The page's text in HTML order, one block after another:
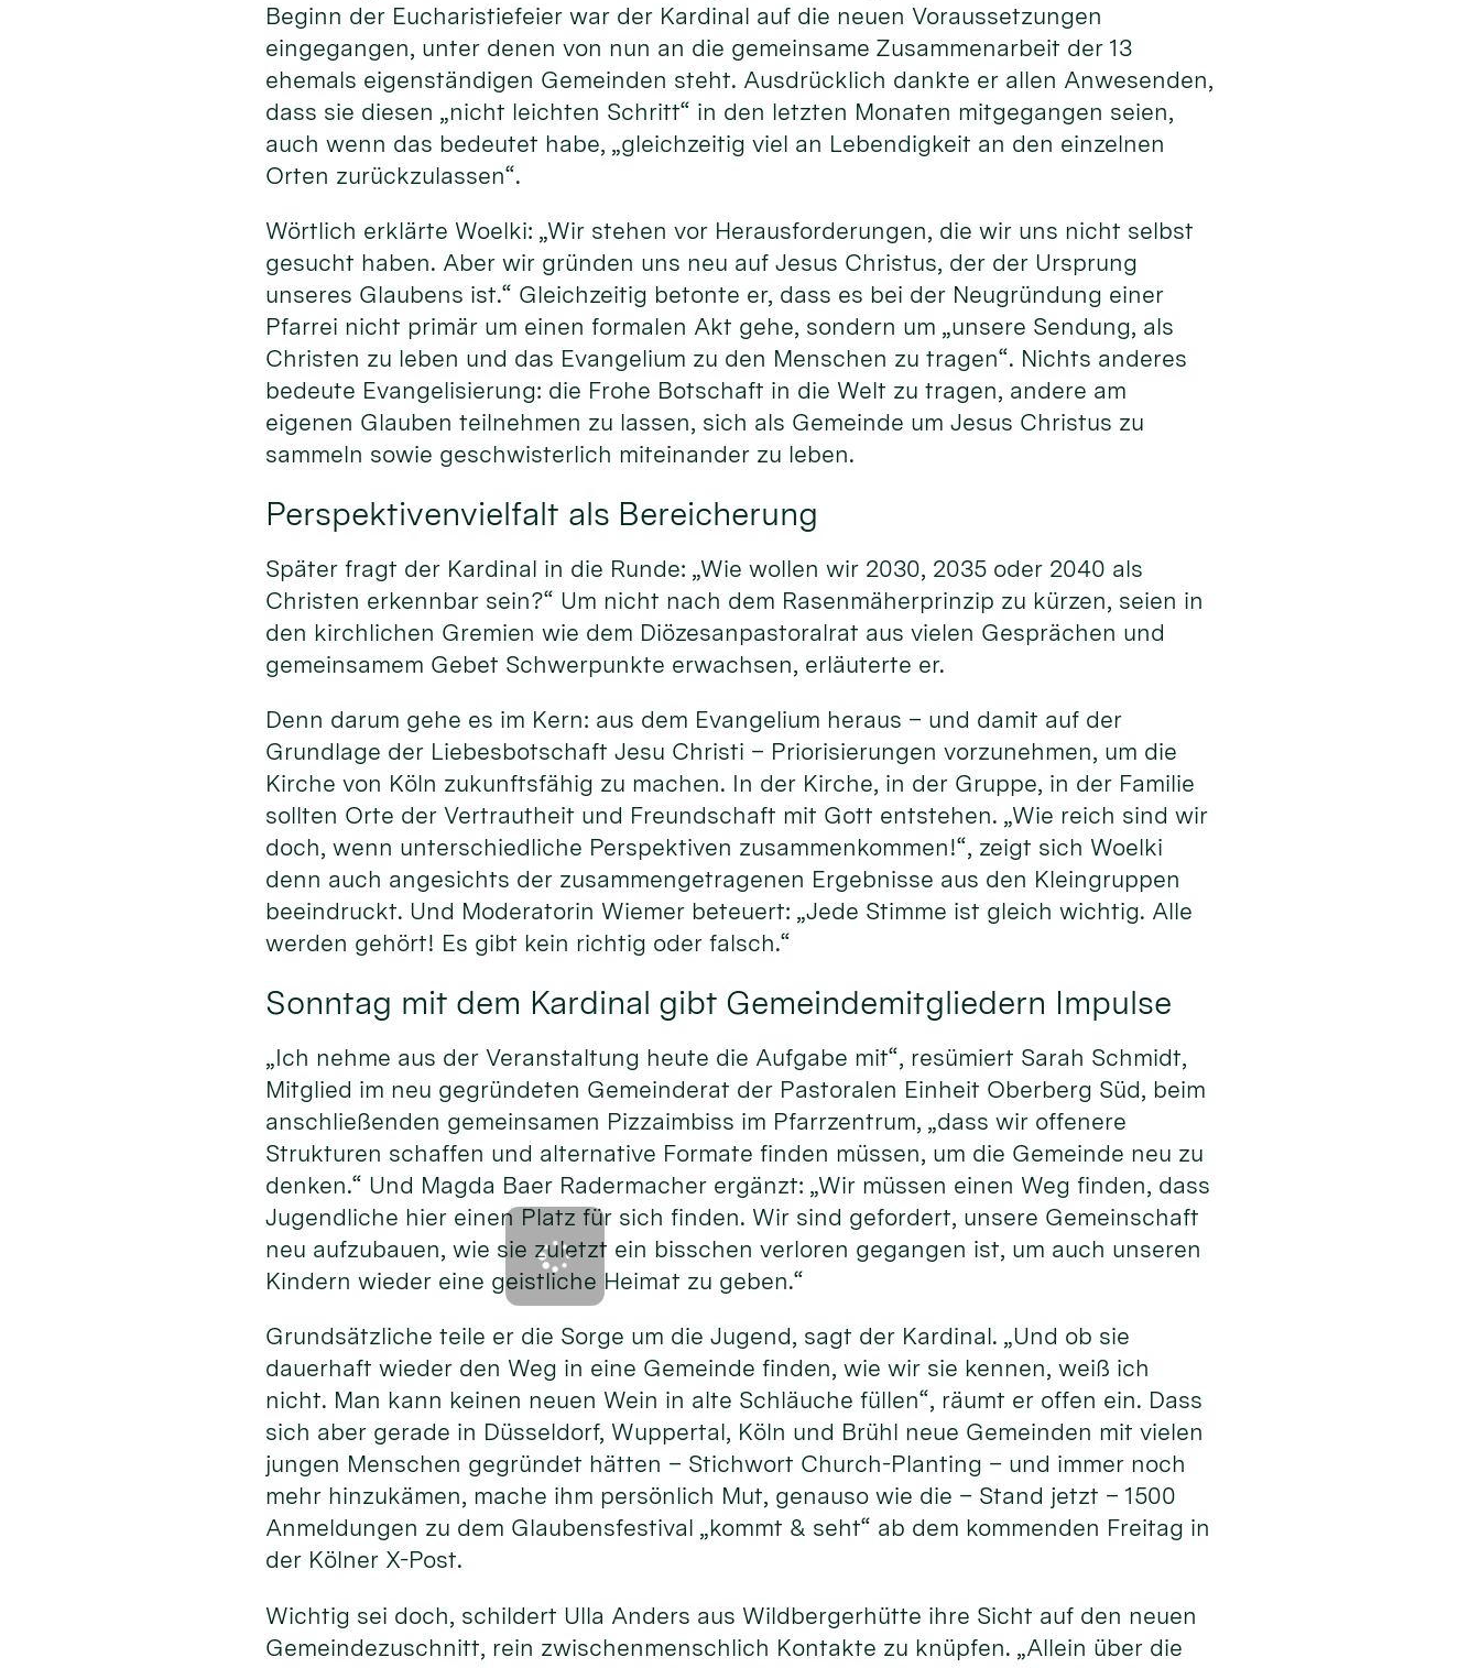
Beginn der Eucharistiefeier war der Kardinal auf die neuen Voraussetzungen
eingegangen, unter denen von nun an die gemeinsame Zusammenarbeit der 13
ehemals eigenständigen Gemeinden steht. Ausdrücklich dankte er allen Anwesenden,
dass sie diesen „nicht leichten Schritt“ in den letzten Monaten mitgegangen seien,
auch wenn das bedeutet habe, „gleichzeitig viel an Lebendigkeit an den einzelnen
Orten zurückzulassen“.
Wörtlich erklärte Woelki: „Wir stehen vor Herausforderungen, die wir uns nicht selbst
gesucht haben. Aber wir gründen uns neu auf Jesus Christus, der der Ursprung
unseres Glaubens ist.“ Gleichzeitig betonte er, dass es bei der Neugründung einer
Pfarrei nicht primär um einen formalen Akt gehe, sondern um „unsere Sendung, als
Christen zu leben und das Evangelium zu den Menschen zu tragen“. Nichts anderes
bedeute Evangelisierung: die Frohe Botschaft in die Welt zu tragen, andere am
eigenen Glauben teilnehmen zu lassen, sich als Gemeinde um Jesus Christus zu
sammeln sowie geschwisterlich miteinander zu leben.
Perspektivenvielfalt als Bereicherung
Später fragt der Kardinal in die Runde: „Wie wollen wir 2030, 2035 oder 2040 als
Christen erkennbar sein?“ Um nicht nach dem Rasenmäherprinzip zu kürzen, seien in
den kirchlichen Gremien wie dem Diözesanpastoralrat aus vielen Gesprächen und
gemeinsamem Gebet Schwerpunkte erwachsen, erläuterte er.
Denn darum gehe es im Kern: aus dem Evangelium heraus – und damit auf der
Grundlage der Liebesbotschaft Jesu Christi – Priorisierungen vorzunehmen, um die
Kirche von Köln zukunftsfähig zu machen. In der Kirche, in der Gruppe, in der Familie
sollten Orte der Vertrautheit und Freundschaft mit Gott entstehen. „Wie reich sind wir
doch, wenn unterschiedliche Perspektiven zusammenkommen!“, zeigt sich Woelki
denn auch angesichts der zusammengetragenen Ergebnisse aus den Kleingruppen
beeindruckt. Und Moderatorin Wiemer beteuert: „Jede Stimme ist gleich wichtig. Alle
werden gehört! Es gibt kein richtig oder falsch.“
Sonntag mit dem Kardinal gibt Gemeindemitgliedern Impulse
„Ich nehme aus der Veranstaltung heute die Aufgabe mit“, resümiert Sarah Schmidt,
Mitglied im neu gegründeten Gemeinderat der Pastoralen Einheit Oberberg Süd, beim
anschließenden gemeinsamen Pizzaimbiss im Pfarrzentrum, „dass wir offenere
Strukturen schaffen und alternative Formate finden müssen, um die Gemeinde neu zu
denken.“ Und Magda Baer Radermacher ergänzt: „Wir müssen einen Weg finden, dass
Jugendliche hier einen Platz für sich finden. Wir sind gefordert, unsere Gemeinschaft
neu aufzubauen, wie sie zuletzt ein bisschen verloren gegangen ist, um auch unseren
Kindern wieder eine geistliche Heimat zu geben.“
Grundsätzliche teile er die Sorge um die Jugend, sagt der Kardinal. „Und ob sie
dauerhaft wieder den Weg in eine Gemeinde finden, wie wir sie kennen, weiß ich
nicht. Man kann keinen neuen Wein in alte Schläuche füllen“, räumt er offen ein. Dass
sich aber gerade in Düsseldorf, Wuppertal, Köln und Brühl neue Gemeinden mit vielen
jungen Menschen gegründet hätten – Stichwort Church-Planting – und immer noch
mehr hinzukämen, mache ihm persönlich Mut, genauso wie die – Stand jetzt – 1500
Anmeldungen zu dem Glaubensfestival „kommt & seht“ ab dem kommenden Freitag in
der Kölner X-Post.
Wichtig sei doch, schildert Ulla Anders aus Wildbergerhütte ihre Sicht auf den neuen
Gemeindezuschnitt, rein zwischenmenschlich Kontakte zu knüpfen. „Allein über die